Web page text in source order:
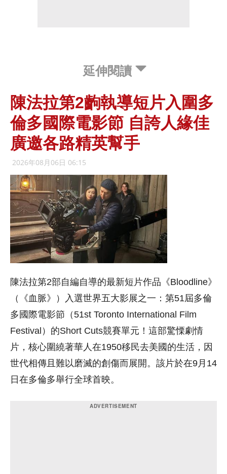
延伸閱讀
陳法拉第2齣執導短片入圍多
倫多國際電影節 自誇人緣佳
廣邀各路精英幫手
2026年08月06日 06:15
陳法拉第2部自編自導的最新短片作品《Bloodline》
（《血脈》）入選世界五大影展之一：第51屆多倫
多國際電影節（51st Toronto International Film
Festival）的Short Cuts競賽單元！這部驚慄劇情
片，核心圍繞著華人在1950移民去美國的生活，因
世代相傳且難以磨滅的創傷而展開。該片於在9月14
日在多倫多舉行全球首映。